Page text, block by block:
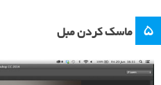
۵ ماسک کردن مبل